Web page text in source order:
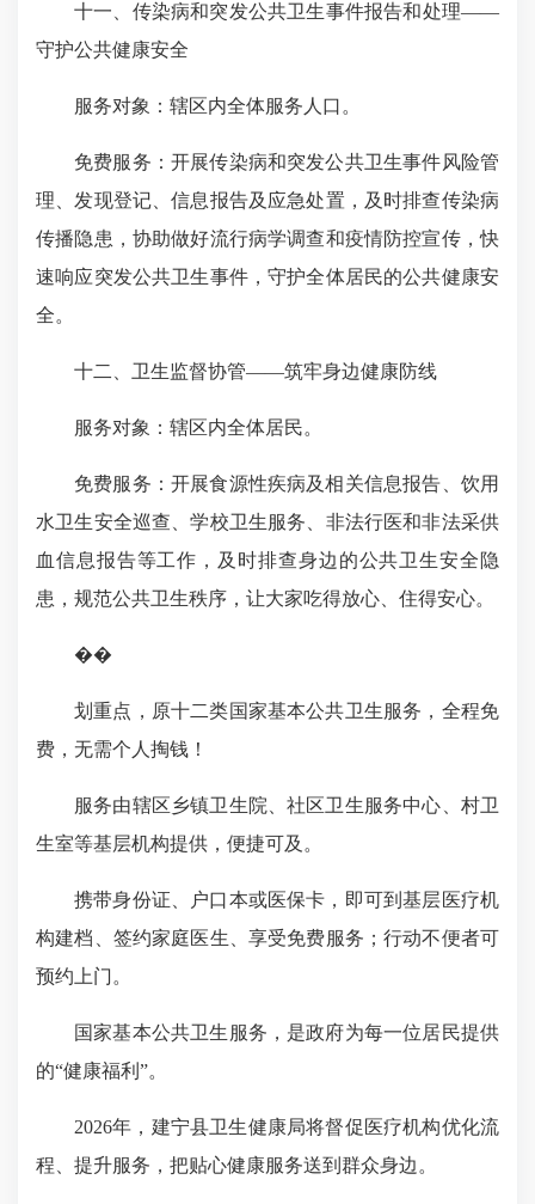
十一、传染病和突发公共卫生事件报告和处理——
守护公共健康安全
服务对象：辖区内全体服务人口。
免费服务：开展传染病和突发公共卫生事件风险管
理、发现登记、信息报告及应急处置，及时排查传染病
传播隐患，协助做好流行病学调查和疫情防控宣传，快
速响应突发公共卫生事件，守护全体居民的公共健康安
全。
十二、卫生监督协管——筑牢身边健康防线
服务对象：辖区内全体居民。
免费服务：开展食源性疾病及相关信息报告、饮用
水卫生安全巡查、学校卫生服务、非法行医和非法采供
血信息报告等工作，及时排查身边的公共卫生安全隐
患，规范公共卫生秩序，让大家吃得放心、住得安心。
��
划重点，原十二类国家基本公共卫生服务，全程免
费，无需个人掏钱！
服务由辖区乡镇卫生院、社区卫生服务中心、村卫
生室等基层机构提供，便捷可及。
携带身份证、户口本或医保卡，即可到基层医疗机
构建档、签约家庭医生、享受免费服务；行动不便者可
预约上门。
国家基本公共卫生服务，是政府为每一位居民提供
的“健康福利”。
2026年，建宁县卫生健康局将督促医疗机构优化流
程、提升服务，把贴心健康服务送到群众身边。